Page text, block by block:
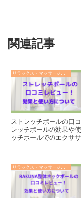
関連記事
リラックス・マッサージ用品
ストレッチポールの口
レッチポールの効果や
ッチポールでのエクサ
す。